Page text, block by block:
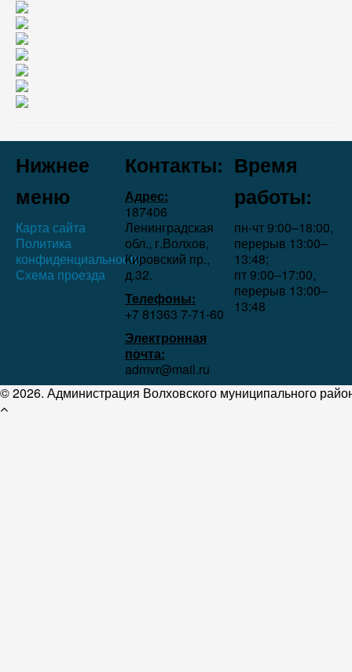
Нижнее
меню
Карта сайта
Политика
конфиденциальности
Схема проезда
Контакты:
Адрес:
187406
Ленинградская
обл., г.Волхов,
Кировский пр.,
д.32.
Телефоны:
+7 81363 7‑71-60
Электронная
почта:
admvr@mail.ru
Время
работы:
пн-чт 9:00–18:00,
перерыв 13:00–
13:48;
пт 9:00–17:00,
перерыв 13:00–
13:48
© 2026. Администрация Волховского муниципального